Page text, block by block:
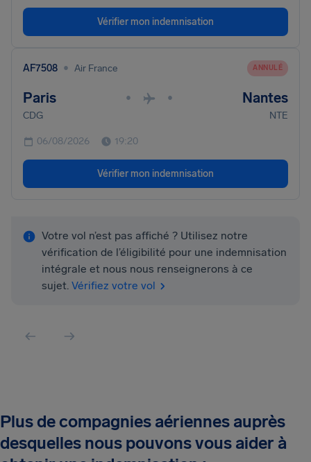
Vérifier mon indemnisation
AF7508 • Air France ANNULÉ
Paris • • Nantes
CDG NTE
06/08/2026 19:20
Vérifier mon indemnisation
Votre vol n’est pas affiché ? Utilisez notre
vérification de l’éligibilité pour une indemnisation
intégrale et nous nous renseignerons à ce
sujet. Vérifiez votre vol
Plus de compagnies aériennes auprès
desquelles nous pouvons vous aider à